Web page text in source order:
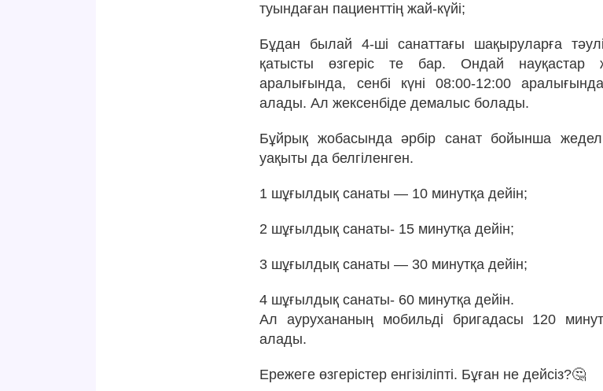
туындаған пациенттің жай-күйі;
Бұдан былай 4-ші санаттағы шақыруларға
қатысты өзгеріс те бар. Ондай науқастар
аралығында, сенбі күні 08:00-12:00
алады. Ал жексенбіде демалыс болады.
Бұйрық жобасында әрбір санат бойынша
уақыты да белгіленген.
1 шұғылдық санаты — 10 минутқа дейін;
2 шұғылдық санаты- 15 минутқа дейін;
3 шұғылдық санаты — 30 минутқа дейін;
4 шұғылдық санаты- 60 минутқа дейін.
Ал аурухананың мобильді бригадасы 120
алады.
Ережеге өзгерістер енгізіліпті. Бұған не дейсіз?🤔